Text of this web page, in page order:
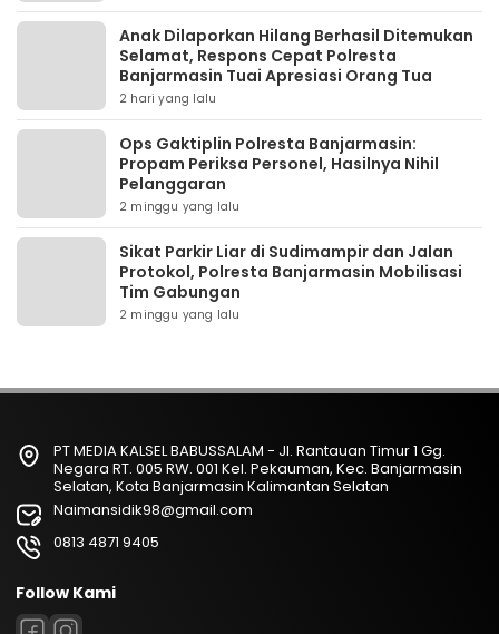
Anak Dilaporkan Hilang Berhasil Ditemukan
Selamat, Respons Cepat Polresta
Banjarmasin Tuai Apresiasi Orang Tua
2 hari yang lalu
Ops Gaktiplin Polresta Banjarmasin:
Propam Periksa Personel, Hasilnya Nihil
Pelanggaran
2 minggu yang lalu
Sikat Parkir Liar di Sudimampir dan Jalan
Protokol, Polresta Banjarmasin Mobilisasi
Tim Gabungan
2 minggu yang lalu
PT MEDIA KALSEL BABUSSALAM - Jl. Rantauan Timur 1 Gg.
Negara RT. 005 RW. 001 Kel. Pekauman, Kec. Banjarmasin
Selatan, Kota Banjarmasin Kalimantan Selatan
Naimansidik98@gmail.com
0813 4871 9405
Follow Kami